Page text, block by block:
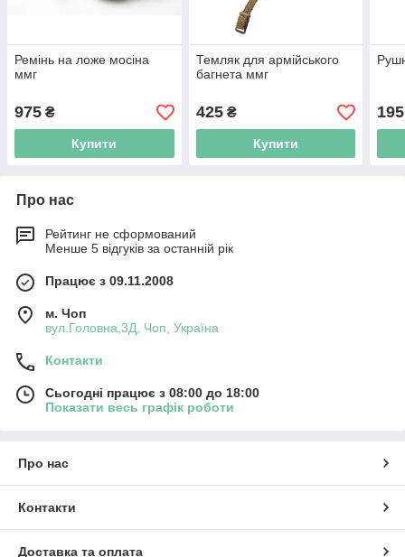
Ремінь на ложе мосіна
ммг
975 ₴
Купити
Темляк для армійського
багнета ммг
425₴
Купити
195
Про нас
Рейтинг не сформований
Менше 5 відгуків за останній рік
Працює з 09.11.2008
м. Чоп
вул.Головна,3Д, Чоп, Україна
Контакти
Сьогодні працює з 08:00 до 18:00
Показати весь графік роботи
Про нас
Контакти
Доставка та оплата